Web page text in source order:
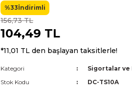
%33İndirimli
156,73 TL
104,49 TL
*11,01 TL den başlayan taksitlerle!
Kategori
Sigortalar ve
Stok Kodu
DC-TS10A